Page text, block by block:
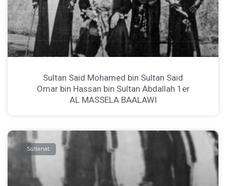
Sultan Said Mohamed bin Sultan Said
Omar bin Hassan bin Sultan Abdallah 1er
AL MASSELA BAALAWI
Sultanat